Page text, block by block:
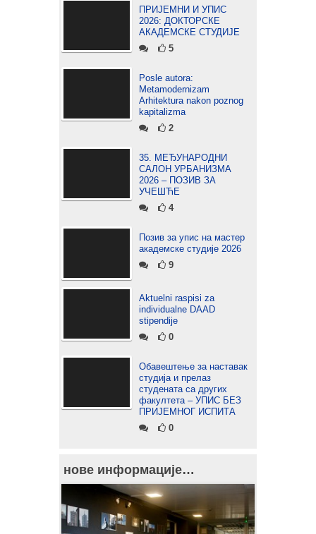
ПРИЈЕМНИ И УПИС
2026: ДОКТОРСКЕ
АКАДЕМСКЕ СТУДИЈЕ
5
Posle autora:
Metamodernizam
Arhitektura nakon poznog
kapitalizma
2
35. МЕЂУНАРОДНИ
САЛОН УРБАНИЗМА
2026 – ПОЗИВ ЗА
УЧЕШЋЕ
4
Позив за упис на мастер
академске студије 2026
9
Aktuelni raspisi za
individualne DAAD
stipendije
0
Обавештење за наставак
студија и прелаз
студената са других
факултета – УПИС БЕЗ
ПРИЈЕМНОГ ИСПИТА
0
нове информације…